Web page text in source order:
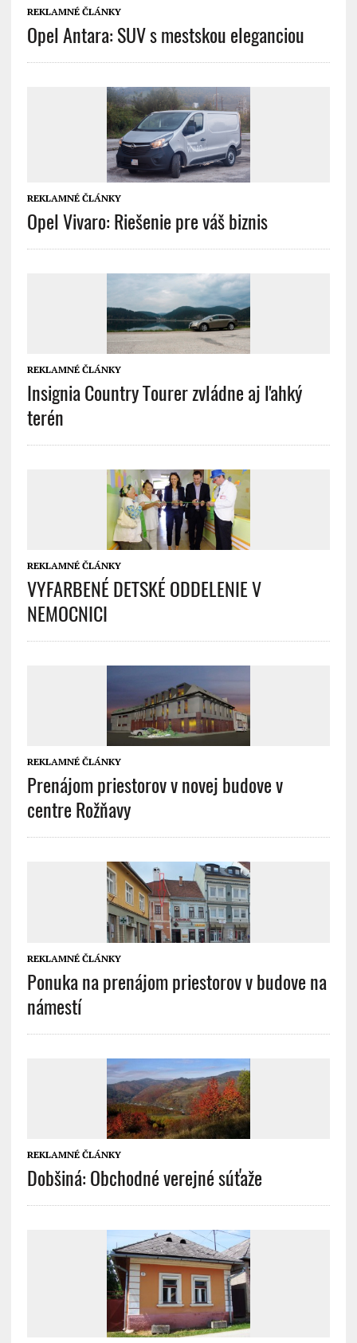
REKLAMNÉ ČLÁNKY
Opel Antara: SUV s mestskou eleganciou
REKLAMNÉ ČLÁNKY
Opel Vivaro: Riešenie pre váš biznis
REKLAMNÉ ČLÁNKY
Insignia Country Tourer zvládne aj ľahký
terén
REKLAMNÉ ČLÁNKY
VYFARBENÉ DETSKÉ ODDELENIE V
NEMOCNICI
REKLAMNÉ ČLÁNKY
Prenájom priestorov v novej budove v
centre Rožňavy
REKLAMNÉ ČLÁNKY
Ponuka na prenájom priestorov v budove na
námestí
REKLAMNÉ ČLÁNKY
Dobšiná: Obchodné verejné súťaže